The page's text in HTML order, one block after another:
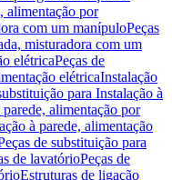
alimentação por
com um manípuloPeças
misturadora com um
elétricaPeças de
elétricaInstalação
para Instalação à
parede, alimentação por
à parede, alimentação
de substituição para
de lavatórioPeças de
Estruturas de ligação